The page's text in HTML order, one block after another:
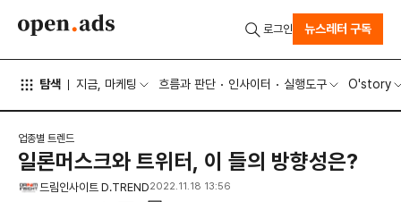
탐색 지금, 마케팅 흐름과 판단 인사이터 실행도구 O'story
로그인 뉴스레터 구독
업종별 트렌드
일론머스크와 트위터, 이 들의 방향성은?
드림인사이트 D.TREND2022.11.18 13:56